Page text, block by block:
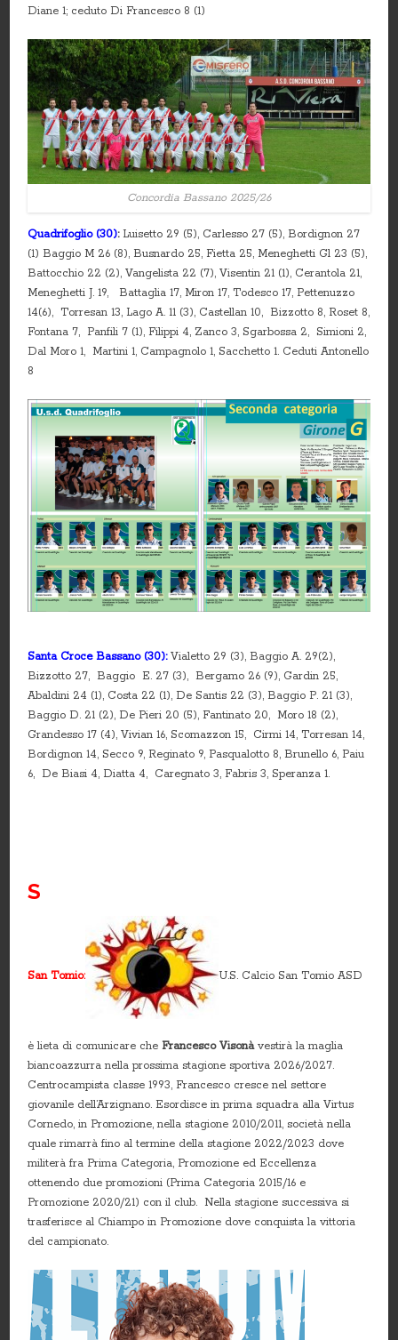
Diane 1; ceduto Di Francesco 8 (1)
Concordia Bassano 2025/26
Quadrifoglio (30): Luisetto 29 (5), Carlesso 27 (5), Bordignon 27
(1) Baggio M 26 (8), Busnardo 25, Fietta 25, Meneghetti Gl 23 (5),
Battocchio 22 (2), Vangelista 22 (7), Visentin 21 (1), Cerantola 21,
Meneghetti J. 19, Battaglia 17, Miron 17, Todesco 17, Pettenuzzo
14(6), Torresan 13, Lago A. 11 (3), Castellan 10, Bizzotto 8, Roset 8,
Fontana 7, Panfili 7 (1), Filippi 4, Zanco 3, Sgarbossa 2, Simioni 2,
Dal Moro 1, Martini 1, Campagnolo 1, Sacchetto 1. Ceduti Antonello
8
Santa Croce Bassano (30):Vialetto 29 (3), Baggio A. 29(2),
Bizzotto 27, Baggio E. 27 (3), Bergamo 26 (9), Gardin 25,
Abaldini 24 (1), Costa 22 (1), De Santis 22 (3), Baggio P. 21 (3),
Baggio D. 21 (2), De Pieri 20 (5), Fantinato 20, Moro 18 (2),
Grandesso 17 (4), Vivian 16, Scomazzon 15, Cirmi 14, Torresan 14,
Bordignon 14, Secco 9, Reginato 9, Pasqualotto 8, Brunello 6, Paiu
6, De Biasi 4, Diatta 4, Caregnato 3, Fabris 3, Speranza 1.
S
San Tomio: U.S. Calcio San Tomio ASD
è lieta di comunicare cheFrancesco Visonàvestirà la maglia
biancoazzurra nella prossima stagione sportiva 2026/2027.
Centrocampista classe 1993, Francesco cresce nel settore
giovanile dell’Arzignano. Esordisce in prima squadra alla Virtus
Cornedo, in Promozione, nella stagione 2010/2011, società nella
quale rimarrà fino al termine della stagione 2022/2023 dove
militerà fra Prima Categoria, Promozione ed Eccellenza
ottenendo due promozioni (Prima Categoria 2015/16 e
Promozione 2020/21) con il club. Nella stagione successiva si
trasferisce al Chiampo in Promozione dove conquista la vittoria
del campionato.